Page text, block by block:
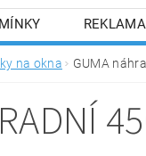
OSOBNÍCH ÚDAJŮ.
na okna GUMA